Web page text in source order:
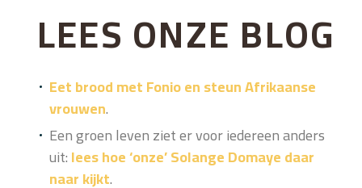
LEES ONZE BLOG
Eet brood met Fonio en steun Afrikaanse
vrouwen.
Een groen leven ziet er voor iedereen anders
uit:lees hoe ‘onze’ Solange Domaye daar
naar kijkt.